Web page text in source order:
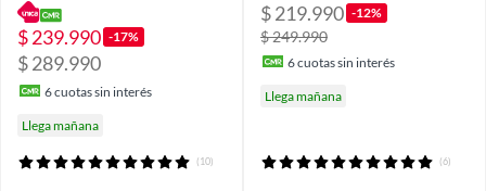
$ 239.990 -17%
$ 289.990
6cuotas sin interés
Llega mañana
(10)
$ 219.990 -12%
$ 249.990
6cuotas sin interés
Llega mañana
(6)